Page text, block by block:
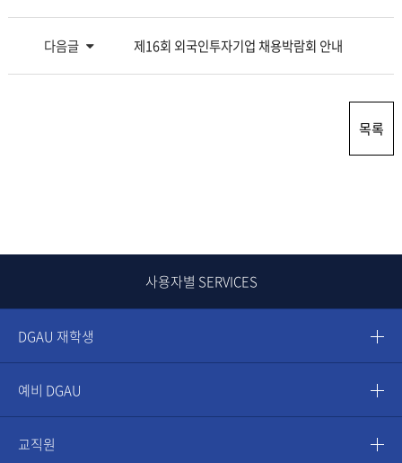
다음글 제16회 외국인투자기업 채용박람회 안내
목록
사용자별 SERVICES
DGAU 재학생
예비 DGAU
교직원